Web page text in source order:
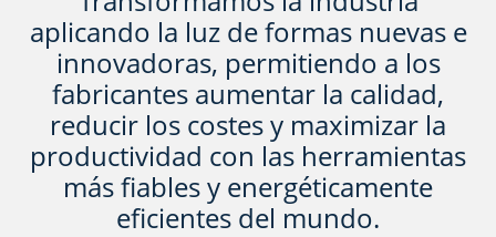
aplicando la luz de formas nuevas e
innovadoras, permitiendo a los
fabricantes aumentar la calidad,
reducir los costes y maximizar la
productividad con las herramientas
más fiables y energéticamente
eficientes del mundo.